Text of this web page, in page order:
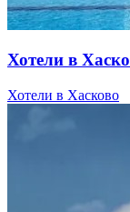
Хотели в
Хотели в Хасково